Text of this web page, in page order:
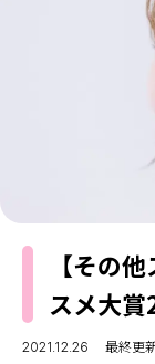
ファッショ
ビューティ
ベストコス
ヘアアレン
スクールニ
学校ヘアメ
勉強・受験
エンタメニ
K-POP
ライフスタ
JKランキン
モデルの購
おでかけ
お悩み相談
MODELS
TikTok
【その
スメ大
2021.12.26 最終更